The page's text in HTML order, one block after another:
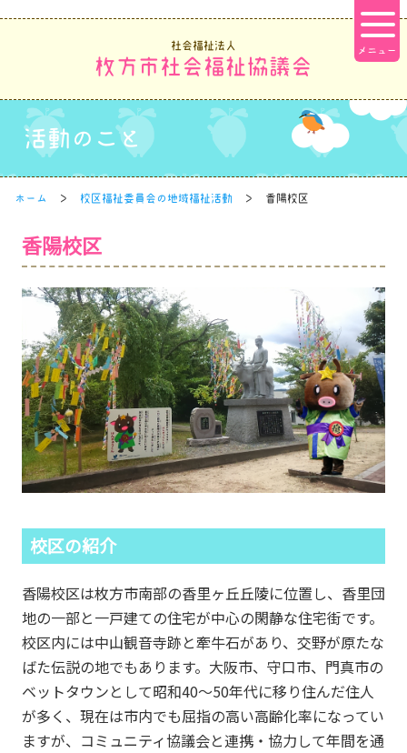
社会福祉法人
枚方市社会福祉協議会
活動のこと
ホーム 校区福祉委員会の地域福祉活動 香陽校区
香陽校区
校区の紹介
香陽校区は枚方市南部の香里ヶ丘丘陵に位置し、香里団
地の一部と一戸建ての住宅が中心の閑静な住宅街です。
校区内には中山観音寺跡と牽牛石があり、交野が原たな
ばた伝説の地でもあります。大阪市、守口市、門真市の
ベットタウンとして昭和40～50年代に移り住んだ住人
が多く、現在は市内でも屈指の高い高齢化率になってい
ますが、コミュニティ協議会と連携・協力して年間を通